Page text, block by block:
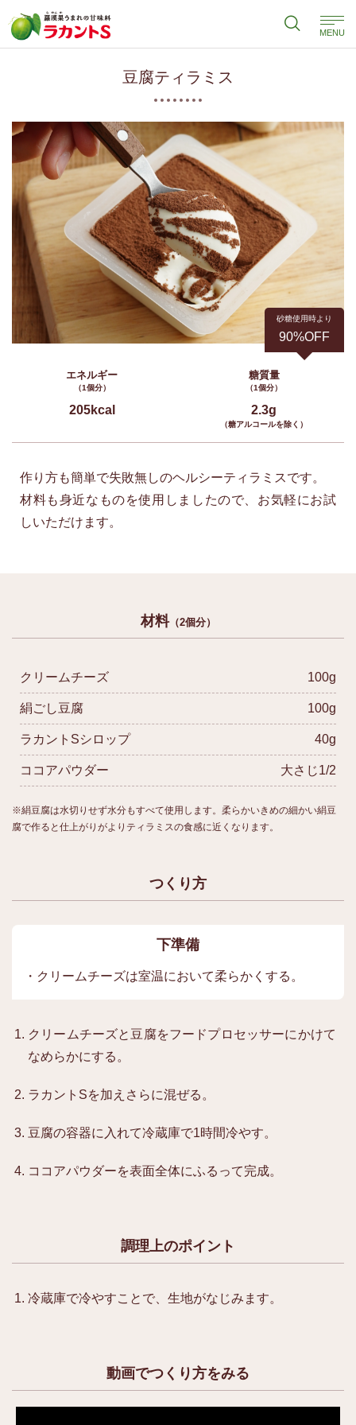
MENU
豆腐ティラミス
砂糖使用時より
90%OFF
エネルギー
（1個分）
205kcal
糖質量
（1個分）
2.3g
（糖アルコールを除く）
作り方も簡単で失敗無しのヘルシーティラミスです。
材料も身近なものを使用しましたので、お気軽にお試
しいただけます。
材料（2個分）
クリームチーズ 100g
絹ごし豆腐 100g
ラカントSシロップ 40g
ココアパウダー 大さじ1/2
※絹豆腐は水切りせず水分もすべて使用します。柔らかいきめの細かい絹豆
腐で作ると仕上がりがよりティラミスの食感に近くなります。
つくり方
下準備
・クリームチーズは室温において柔らかくする。
クリームチーズと豆腐をフードプロセッサーにかけて
なめらかにする。
ラカントSを加えさらに混ぜる。
豆腐の容器に入れて冷蔵庫で1時間冷やす。
ココアパウダーを表面全体にふるって完成。
調理上のポイント
冷蔵庫で冷やすことで、生地がなじみます。
動画でつくり方をみる